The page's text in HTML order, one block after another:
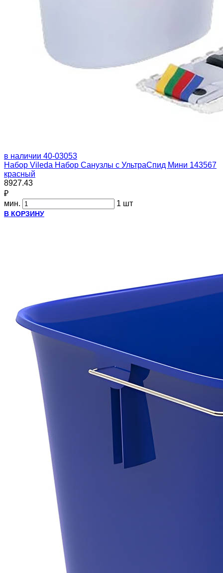
в наличии 40-03053
Набор Vileda Набор Санузлы с УльтраСпид Мини 143567
красный
8927.43
₽
мин.
1 шт
В КОРЗИНУ